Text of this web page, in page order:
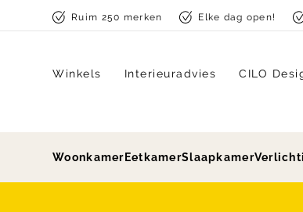
Skip to contentRuim 250 merken Elke dag open!
Winkels Interieuradvies CILO
Woonkamer EetkamerSlaapkamer